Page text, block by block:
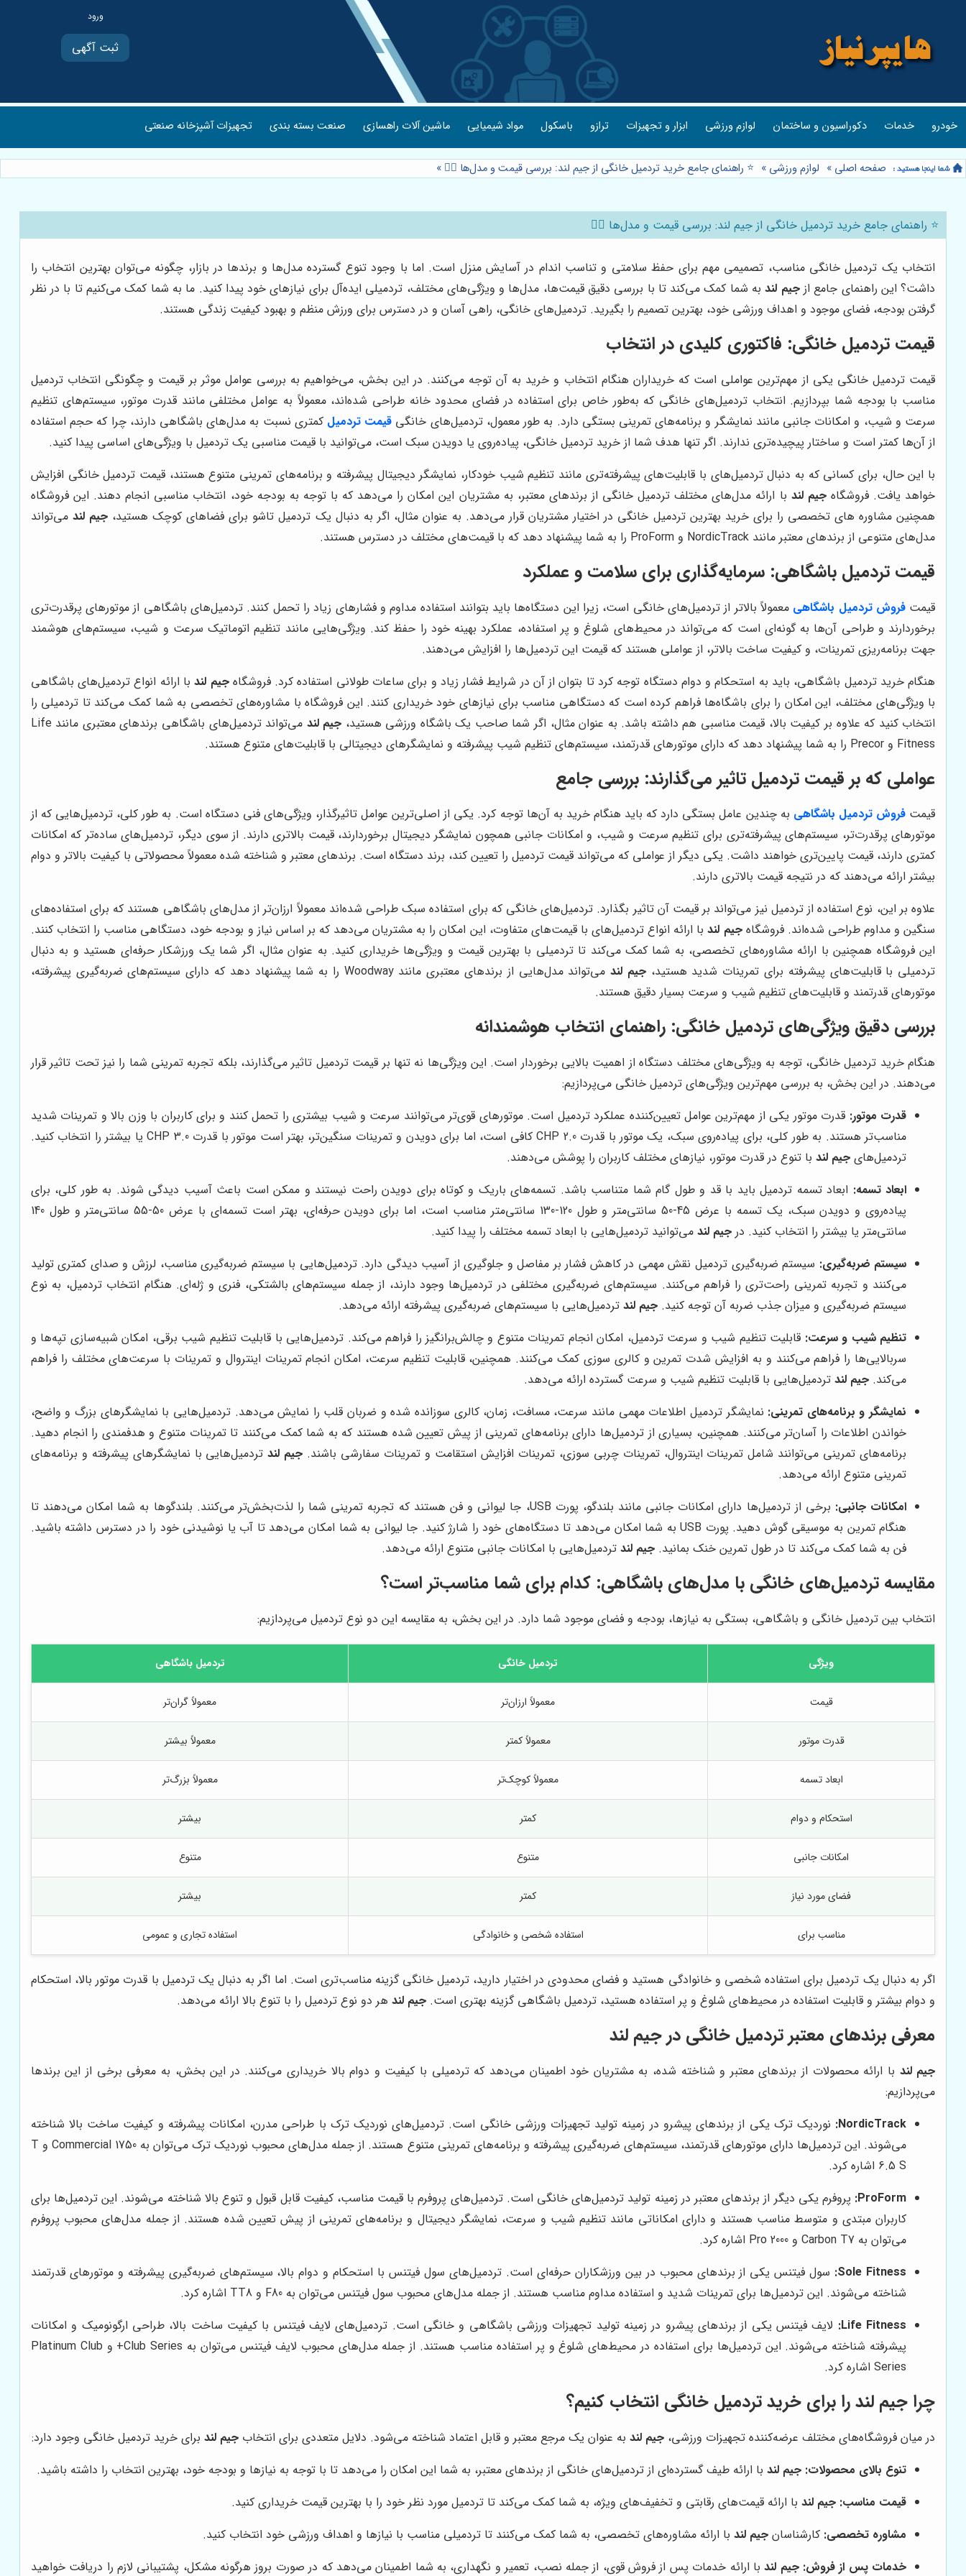
ثبت آگهی
خودرو خدمات دکوراسیون و ساختمان لوازم ورزشی ابزار و تجهیزات ترازو باسکول مواد شیمیایی ماشین آلات راهسازی صنعت بسته بندی تجهیزات آشپزخانه صنعتی
صفحه اصلی » لوازم ورزشی » ⭐️ راهنمای جامع خرید تردمیل خانگی از جیم لند: بررسی قیمت و مدل‌ها 🏃‍♀️ »
⭐️ راهنمای جامع خرید تردمیل خانگی از جیم لند: بررسی قیمت و مدل‌ها 🏃‍♀️
انتخاب یک تردمیل خانگی مناسب، تصمیمی مهم برای حفظ سلامتی و تناسب اندام در آسایش منزل است. اما با وجود تنوع گسترده مدل‌ها و برندها در بازار، چگونه می‌توان بهترین انتخاب را
داشت؟ این راهنمای جامع ازجیم لندبه شما کمک می‌کند تا با بررسی دقیق قیمت‌ها، مدل‌ها و ویژگی‌های مختلف، تردمیلی ایده‌آل برای نیازهای خود پیدا کنید. ما به شما کمک می‌کنیم تا با در نظر
گرفتن بودجه، فضای موجود و اهداف ورزشی خود، بهترین تصمیم را بگیرید. تردمیل‌های خانگی، راهی آسان و در دسترس برای ورزش منظم و بهبود کیفیت زندگی هستند.
قیمت تردمیل خانگی: فاکتوری کلیدی در انتخاب
قیمت تردمیل خانگی یکی از مهم‌ترین عواملی است که خریداران هنگام انتخاب و خرید به آن توجه می‌کنند. در این بخش، می‌خواهیم به بررسی عوامل موثر بر قیمت و چگونگی انتخاب تردمیل
مناسب با بودجه شما بپردازیم. انتخاب تردمیل‌های خانگی که به‌طور خاص برای استفاده در فضای محدود خانه طراحی شده‌اند، معمولاً به عوامل مختلفی مانند قدرت موتور، سیستم‌های تنظیم
سرعت و شیب، و امکانات جانبی مانند نمایشگر و برنامه‌های تمرینی بستگی دارد. به طور معمول، تردمیل‌های خانگی قیمت تردمیل کمتری نسبت به مدل‌های باشگاهی دارند، چرا که حجم استفاده
از آن‌ها کمتر است و ساختار پیچیده‌تری ندارند. اگر تنها هدف شما از خرید تردمیل خانگی، پیاده‌روی یا دویدن سبک است، می‌توانید با قیمت مناسبی یک تردمیل با ویژگی‌های اساسی پیدا کنید.
با این حال، برای کسانی که به دنبال تردمیل‌های با قابلیت‌های پیشرفته‌تری مانند تنظیم شیب خودکار، نمایشگر دیجیتال پیشرفته و برنامه‌های تمرینی متنوع هستند، قیمت تردمیل خانگی افزایش
خواهد یافت. فروشگاهجیم لند با ارائه مدل‌های مختلف تردمیل خانگی از برندهای معتبر، به مشتریان این امکان را می‌دهد که با توجه به بودجه خود، انتخاب مناسبی انجام دهند. این فروشگاه
همچنین مشاوره های تخصصی را برای خرید بهترین تردمیل خانگی در اختیار مشتریان قرار می‌دهد. به عنوان مثال، اگر به دنبال یک تردمیل تاشو برای فضاهای کوچک هستید، جیم لند می‌تواند
مدل‌های متنوعی از برندهای معتبر مانند NordicTrack و ProForm را به شما پیشنهاد دهد که با قیمت‌های مختلف در دسترس هستند.
قیمت تردمیل باشگاهی: سرمایه‌گذاری برای سلامت و عملکرد
قیمتفروش تردمیل باشگاهی معمولاً بالاتر از تردمیل‌های خانگی است، زیرا این دستگاه‌ها باید بتوانند استفاده مداوم و فشارهای زیاد را تحمل کنند. تردمیل‌های باشگاهی از موتورهای پرقدرت‌تری
برخوردارند و طراحی آن‌ها به گونه‌ای است که می‌تواند در محیط‌های شلوغ و پر استفاده، عملکرد بهینه خود را حفظ کند. ویژگی‌هایی مانند تنظیم اتوماتیک سرعت و شیب، سیستم‌های هوشمند
جهت برنامه‌ریزی تمرینات، و کیفیت ساخت بالاتر، از عواملی هستند که قیمت این تردمیل‌ها را افزایش می‌دهند.
هنگام خرید تردمیل باشگاهی، باید به استحکام و دوام دستگاه توجه کرد تا بتوان از آن در شرایط فشار زیاد و برای ساعات طولانی استفاده کرد. فروشگاهجیم لندبا ارائه انواع تردمیل‌های باشگاهی
با ویژگی‌های مختلف، این امکان را برای باشگاه‌ها فراهم کرده است که دستگاهی مناسب برای نیازهای خود خریداری کنند. این فروشگاه با مشاوره‌های تخصصی به شما کمک می‌کند تا تردمیلی را
انتخاب کنید که علاوه بر کیفیت بالا، قیمت مناسبی هم داشته باشد. به عنوان مثال، اگر شما صاحب یک باشگاه ورزشی هستید، جیم لند
می‌تواند تردمیل‌های باشگاهی برندهای معتبری مانند Life
Fitness و Precor را به شما پیشنهاد دهد که دارای موتورهای قدرتمند، سیستم‌های تنظیم شیب پیشرفته و نمایشگرهای دیجیتالی با قابلیت‌های متنوع هستند.
عواملی که بر قیمت تردمیل تاثیر می‌گذارند: بررسی جامع
قیمت فروش تردمیل باشگاهی به چندین عامل بستگی دارد که باید هنگام خرید به آن‌ها توجه کرد. یکی از اصلی‌ترین عوامل تاثیرگذار، ویژگی‌های فنی دستگاه است. به طور کلی، تردمیل‌هایی که از
موتورهای پرقدرت‌تر، سیستم‌های پیشرفته‌تری برای تنظیم سرعت و شیب، و امکانات جانبی همچون نمایشگر دیجیتال برخوردارند، قیمت بالاتری دارند. از سوی دیگر، تردمیل‌های ساده‌تر که امکانات
کمتری دارند، قیمت پایین‌تری خواهند داشت. یکی دیگر از عواملی که می‌تواند قیمت تردمیل را تعیین کند، برند دستگاه است. برندهای معتبر و شناخته شده معمولاً محصولاتی با کیفیت بالاتر و دوام
بیشتر ارائه می‌دهند که در نتیجه قیمت بالاتری دارند.
علاوه بر این، نوع استفاده از تردمیل نیز می‌تواند بر قیمت آن تاثیر بگذارد. تردمیل‌های خانگی که برای استفاده سبک طراحی شده‌اند معمولاً ارزان‌تر از مدل‌های باشگاهی هستند که برای استفاده‌های
سنگین و مداوم طراحی شده‌اند. فروشگاهجیم لندبا ارائه انواع تردمیل‌های با قیمت‌های متفاوت، این امکان را به مشتریان می‌دهد که بر اساس نیاز و بودجه خود، دستگاهی مناسب را انتخاب کنند.
این فروشگاه همچنین با ارائه مشاوره‌های تخصصی، به شما کمک می‌کند تا تردمیلی با بهترین قیمت و ویژگی‌ها خریداری کنید. به عنوان مثال، اگر شما یک ورزشکار حرفه‌ای هستید و به دنبال
تردمیلی با قابلیت‌های پیشرفته برای تمرینات شدید هستید،جیم لند
می‌تواند مدل‌هایی از برندهای معتبری مانند Woodway را به شما پیشنهاد دهد که دارای سیستم‌های ضربه‌گیری پیشرفته،
موتورهای قدرتمند و قابلیت‌های تنظیم شیب و سرعت بسیار دقیق هستند.
بررسی دقیق ویژگی‌های تردمیل خانگی: راهنمای انتخاب هوشمندانه
هنگام خرید تردمیل خانگی، توجه به ویژگی‌های مختلف دستگاه از اهمیت بالایی برخوردار است. این ویژگی‌ها نه تنها بر قیمت تردمیل تاثیر می‌گذارند، بلکه تجربه تمرینی شما را نیز تحت تاثیر قرار
می‌دهند. در این بخش، به بررسی مهم‌ترین ویژگی‌های تردمیل خانگی می‌پردازیم:
قدرت موتور: قدرت موتور یکی از مهم‌ترین عوامل تعیین‌کننده عملکرد تردمیل است. موتورهای قوی‌تر می‌توانند سرعت و شیب بیشتری را تحمل کنند و برای کاربران با وزن بالا و تمرینات شدید
مناسب‌تر هستند. به طور کلی، برای پیاده‌روی سبک، یک موتور با قدرت 2.0 CHP کافی است، اما برای دویدن و تمرینات سنگین‌تر، بهتر است موتور با قدرت 3.0 CHP یا بیشتر را انتخاب کنید.
تردمیل‌های جیم لندبا تنوع در قدرت موتور، نیازهای مختلف کاربران را پوشش می‌دهند.
ابعاد تسمه: ابعاد تسمه تردمیل باید با قد و طول گام شما متناسب باشد. تسمه‌های باریک و کوتاه برای دویدن راحت نیستند و ممکن است باعث آسیب دیدگی شوند. به طور کلی، برای
پیاده‌روی و دویدن سبک، یک تسمه با عرض 45-50 سانتی‌متر و طول 120-130 سانتی‌متر مناسب است، اما برای دویدن حرفه‌ای، بهتر است تسمه‌ای با عرض 50-55 سانتی‌متر و طول 140
سانتی‌متر یا بیشتر را انتخاب کنید. در جیم لندمی‌توانید تردمیل‌هایی با ابعاد تسمه مختلف را پیدا کنید.
سیستم ضربه‌گیری: سیستم ضربه‌گیری تردمیل نقش مهمی در کاهش فشار بر مفاصل و جلوگیری از آسیب دیدگی دارد. تردمیل‌هایی با سیستم ضربه‌گیری مناسب، لرزش و صدای کمتری تولید
می‌کنند و تجربه تمرینی راحت‌تری را فراهم می‌کنند. سیستم‌های ضربه‌گیری مختلفی در تردمیل‌ها وجود دارند، از جمله سیستم‌های بالشتکی، فنری و ژله‌ای. هنگام انتخاب تردمیل، به نوع
سیستم ضربه‌گیری و میزان جذب ضربه آن توجه کنید. جیم لندتردمیل‌هایی با سیستم‌های ضربه‌گیری پیشرفته ارائه می‌دهد.
تنظیم شیب و سرعت: قابلیت تنظیم شیب و سرعت تردمیل، امکان انجام تمرینات متنوع و چالش‌برانگیز را فراهم می‌کند. تردمیل‌هایی با قابلیت تنظیم شیب برقی، امکان شبیه‌سازی تپه‌ها و
سربالایی‌ها را فراهم می‌کنند و به افزایش شدت تمرین و کالری سوزی کمک می‌کنند. همچنین، قابلیت تنظیم سرعت، امکان انجام تمرینات اینتروال و تمرینات با سرعت‌های مختلف را فراهم
می‌کند. جیم لندتردمیل‌هایی با قابلیت تنظیم شیب و سرعت گسترده ارائه می‌دهد.
نمایشگر و برنامه‌های تمرینی: نمایشگر تردمیل اطلاعات مهمی مانند سرعت، مسافت، زمان، کالری سوزانده شده و ضربان قلب را نمایش می‌دهد. تردمیل‌هایی با نمایشگرهای بزرگ و واضح،
خواندن اطلاعات را آسان‌تر می‌کنند. همچنین، بسیاری از تردمیل‌ها دارای برنامه‌های تمرینی از پیش تعیین شده هستند که به شما کمک می‌کنند تا تمرینات متنوع و هدفمندی را انجام دهید.
برنامه‌های تمرینی می‌توانند شامل تمرینات اینتروال، تمرینات چربی سوزی، تمرینات افزایش استقامت و تمرینات سفارشی باشند. جیم لندتردمیل‌هایی با نمایشگرهای پیشرفته و برنامه‌های
تمرینی متنوع ارائه می‌دهد.
امکانات جانبی:
برخی از تردمیل‌ها دارای امکانات جانبی مانند بلندگو، پورت USB، جا لیوانی و فن هستند که تجربه تمرینی شما را لذت‌بخش‌تر می‌کنند. بلندگوها به شما امکان می‌دهند تا
هنگام تمرین به موسیقی گوش دهید. پورت USB به شما امکان می‌دهد تا دستگاه‌های خود را شارژ کنید. جا لیوانی به شما امکان می‌دهد تا آب یا نوشیدنی خود را در دسترس داشته باشید.
فن به شما کمک می‌کند تا در طول تمرین خنک بمانید. جیم لندتردمیل‌هایی با امکانات جانبی متنوع ارائه می‌دهد.
مقایسه تردمیل‌های خانگی با مدل‌های باشگاهی: کدام برای شما مناسب‌تر است؟
انتخاب بین تردمیل خانگی و باشگاهی، بستگی به نیازها، بودجه و فضای موجود شما دارد. در این بخش، به مقایسه این دو نوع تردمیل می‌پردازیم:
ویژگی تردمیل خانگی تردمیل باشگاهی
قیمت معمولاً ارزان‌تر معمولاً گران‌تر
قدرت موتور معمولاً کمتر معمولاً بیشتر
ابعاد تسمه معمولاً کوچک‌تر معمولاً بزرگ‌تر
استحکام و دوام کمتر بیشتر
امکانات جانبی متنوع متنوع
فضای مورد نیاز کمتر بیشتر
مناسب برای استفاده شخصی و خانوادگی استفاده تجاری و عمومی
اگر به دنبال یک تردمیل برای استفاده شخصی و خانوادگی هستید و فضای محدودی در اختیار دارید، تردمیل خانگی گزینه مناسب‌تری است. اما اگر به دنبال یک تردمیل با قدرت موتور بالا، استحکام
و دوام بیشتر و قابلیت استفاده در محیط‌های شلوغ و پر استفاده هستید، تردمیل باشگاهی گزینه بهتری است. جیم لندهر دو نوع تردمیل را با تنوع بالا ارائه می‌دهد.
معرفی برندهای معتبر تردمیل خانگی در جیم لند
جیم لند با ارائه محصولات از برندهای معتبر و شناخته شده، به مشتریان خود اطمینان می‌دهد که تردمیلی با کیفیت و دوام بالا خریداری می‌کنند. در این بخش، به معرفی برخی از این برندها
می‌پردازیم:
NordicTrack: نوردیک ترک یکی از برندهای پیشرو در زمینه تولید تجهیزات ورزشی خانگی است. تردمیل‌های نوردیک ترک با طراحی مدرن، امکانات پیشرفته و کیفیت ساخت بالا شناخته
می‌شوند. این تردمیل‌ها دارای موتورهای قدرتمند، سیستم‌های ضربه‌گیری پیشرفته و برنامه‌های تمرینی متنوع هستند. از جمله مدل‌های محبوب نوردیک ترک می‌توان به Commercial 1750 و T
6.5 S اشاره کرد.
ProForm: پروفرم یکی دیگر از برندهای معتبر در زمینه تولید تردمیل‌های خانگی است. تردمیل‌های پروفرم با قیمت مناسب، کیفیت قابل قبول و تنوع بالا شناخته می‌شوند. این تردمیل‌ها برای
کاربران مبتدی و متوسط مناسب هستند و دارای امکاناتی مانند تنظیم شیب و سرعت، نمایشگر دیجیتال و برنامه‌های تمرینی از پیش تعیین شده هستند. از جمله مدل‌های محبوب پروفرم
می‌توان به Carbon T7 و Pro 2000 اشاره کرد.
Sole Fitness: سول فیتنس یکی از برندهای محبوب در بین ورزشکاران حرفه‌ای است. تردمیل‌های سول فیتنس با استحکام و دوام بالا، سیستم‌های ضربه‌گیری پیشرفته و موتورهای قدرتمند
شناخته می‌شوند. این تردمیل‌ها برای تمرینات شدید و استفاده مداوم مناسب هستند. از جمله مدل‌های محبوب سول فیتنس می‌توان به F80 و TT8 اشاره کرد.
Life Fitness: لایف فیتنس یکی از برندهای پیشرو در زمینه تولید تجهیزات ورزشی باشگاهی و خانگی است. تردمیل‌های لایف فیتنس با کیفیت ساخت بالا، طراحی ارگونومیک و امکانات
پیشرفته شناخته می‌شوند. این تردمیل‌ها برای استفاده در محیط‌های شلوغ و پر استفاده مناسب هستند. از جمله مدل‌های محبوب لایف فیتنس می‌توان به Club Series+ و Platinum Club
Series اشاره کرد.
چرا جیم لند را برای خرید تردمیل خانگی انتخاب کنیم؟
در میان فروشگاه‌های مختلف عرضه‌کننده تجهیزات ورزشی، جیم لندبه عنوان یک مرجع معتبر و قابل اعتماد شناخته می‌شود. دلایل متعددی برای انتخاب جیم لندبرای خرید تردمیل خانگی وجود دارد:
تنوع بالای محصولات: جیم لندبا ارائه طیف گسترده‌ای از تردمیل‌های خانگی از برندهای معتبر، به شما این امکان را می‌دهد تا با توجه به نیازها و بودجه خود، بهترین انتخاب را داشته باشید.
قیمت مناسب: جیم لندبا ارائه قیمت‌های رقابتی و تخفیف‌های ویژه، به شما کمک می‌کند تا تردمیل مورد نظر خود را با بهترین قیمت خریداری کنید.
مشاوره تخصصی: کارشناسان جیم لندبا ارائه مشاوره‌های تخصصی، به شما کمک می‌کنند تا تردمیلی مناسب با نیازها و اهداف ورزشی خود انتخاب کنید.
خدمات پس از فروش: جیم لندبا ارائه خدمات پس از فروش قوی، از جمله نصب، تعمیر و نگهداری، به شما اطمینان می‌دهد که در صورت بروز هرگونه مشکل، پشتیبانی لازم را دریافت خواهید